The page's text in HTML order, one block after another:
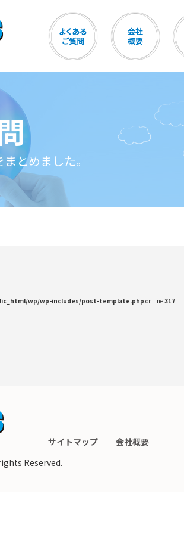
とめました。
wp/wp-includes/post-template.phpon line317
サイトマップ
会社概要
Reserved.